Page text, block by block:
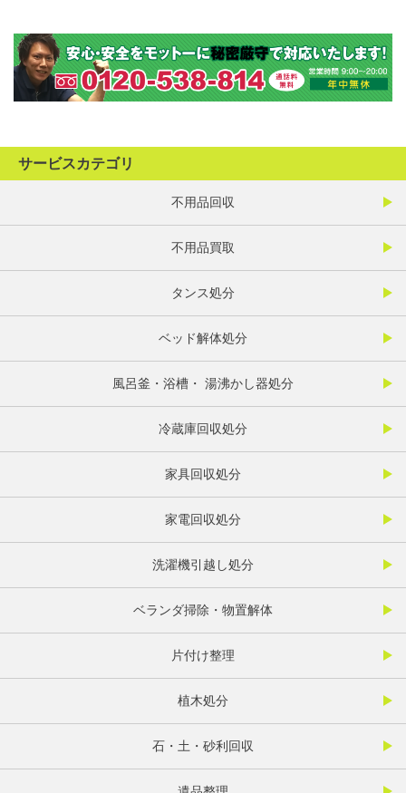
サービスカテゴリ
不用品回収
不用品買取
タンス処分
ベッド解体処分
風呂釜・浴槽・ 湯沸かし器処分
冷蔵庫回収処分
家具回収処分
家電回収処分
洗濯機引越し処分
ベランダ掃除・物置解体
片付け整理
植木処分
石・土・砂利回収